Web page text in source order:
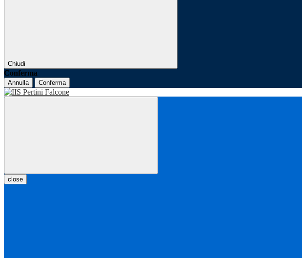
Chiudi
Conferma
Annulla Conferma
close